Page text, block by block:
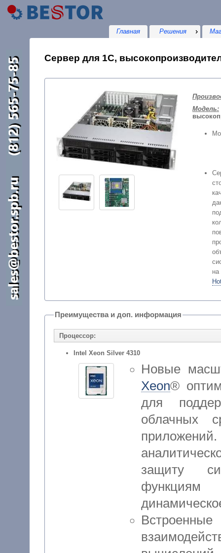
Главная Решения
Сервер для 1С,
Модель:
Преимущества и доп. информация
Процессор:
Intel Xeon Silver 4310
Новые
Xeon®
для
облачных
защиту
функциям